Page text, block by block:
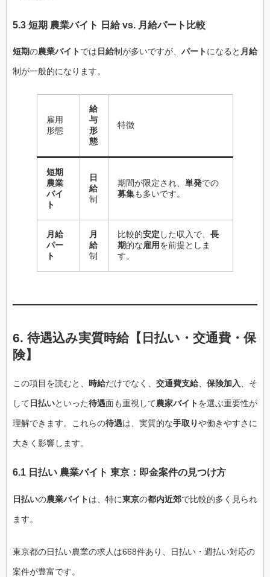
5.3 短期 農業バイト 日給 vs. 月給パート比較
短期の農業バイトでは 日給制が多いですが、 パートになると 月給
制が一般的になります。
雇用
形態
給
与
形
態
特徴
短期
農業
バイ
ト
日
給
制
期間が限定され、 単発での
募集も多いです。
月給
パー
ト
月
給
制
比較的安定 した収入で、 長
期的な雇用を前提としま
す。
6. 待遇込み実質時給【日払い・交通費・保
険】
この項目を読むと、 時給だけでなく、 交通費支給、 保険加入、そ
して 日払いといった待遇面も重視して農家バイトを選ぶ重要性が
理解できます。これらの待遇は、実質的な手取りや働きやすさに
大きく影響します。
6.1 日払い 農業バイト 東京：即金案件の見つけ方
日払いの農業バイトは、特に東京の都内近郊で比較的多く見られ
ます。
東京都の日払い農業の求人は668件あり、日払い・週払い対応の
案件が豊富です。